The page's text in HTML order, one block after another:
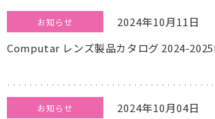
2024年10月11日
お知らせ
Computar レンズ製品カタログ 2024-
2024年10月04日
お知らせ